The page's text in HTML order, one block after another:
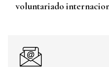
voluntariado